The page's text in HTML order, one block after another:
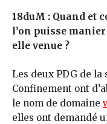
18duM : Quand et
l’on puisse
elle venue ?
Les deux PDG de la
Confinement ont
le nom de domaine
elles ont demandé